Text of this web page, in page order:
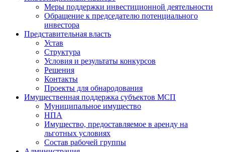
Меры поддержки инвестиционной деятельности
Обращение к председателю потенциального
инвестора
Представительная власть
Устав
Структура
Условия и результаты конкурсов
Решения
Контакты
Проекты для обнародования
Имущественная поддержка субъектов МСП
Муниципальное имущество
НПА
Имущество, предоставляемое в аренду на
льготных условиях
Состав рабочей группы